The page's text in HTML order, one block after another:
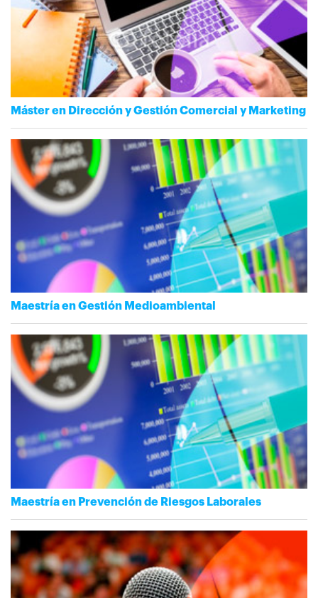
Máster en Dirección y Gestión Comercial y Marketing
Maestría en Gestión Medioambiental
Maestría en Prevención de Riesgos Laborales